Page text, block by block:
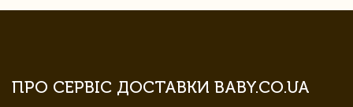
ПРО СЕРВІС ДОСТАВКИ BABY.CO.UA